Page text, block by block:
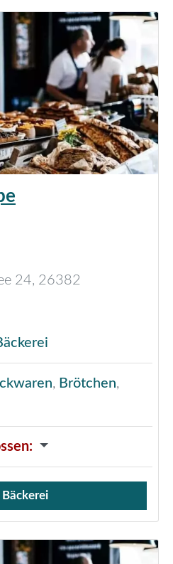
24, 26382
, Brötchen,
: